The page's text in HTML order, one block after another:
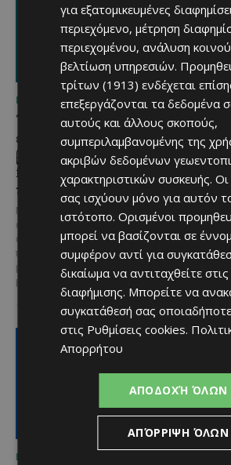
ΜΈΝΟΥΜΕ ΚΎΠΡΟ
Τα Λεύκαρα
ετοιμάζονται για μία
βραδιά γεμάτη street
food, μουσική και
καλοκαιρινή διάθεση
Μία από τις πιο γευστικές
εκδηλώσεις του καλοκαιριού
επιστρέφει στα Λεύκαρα,
προσκαλώντας μικρούς και
μεγάλους να απολαύσουν
μοναδικές...
ΜΈΝΟΥΜΕ
Το 10ο
με
πλούσιο
Η
ραντεβού
το 10ο
ΜΈΝΟΥΜΕ ΕΝΗΜΕΡΩΜΈΝΟΙ
για εξατομικευμένες
περιεχόμενο, μέτρηση
περιεχομένου, ανάλυση κοινού
βελτίωση υπηρεσιών.
τρίτων (1913) ενδέχεται
επεξεργάζονται τα δεδομένα
αυτούς και άλλους σκοπούς,
συμπεριλαμβανομένης της
ακριβών δεδομένων
χαρακτηριστικών συσκευής. Οι
σας ισχύουν μόνο για αυτόν
ιστότοπο. Ορισμένοι
μπορεί να βασίζονται σε
συμφέρον αντί για
δικαίωμα να αντιταχθείτε στις
διαφήμισης. Μπορείτε να
συγκατάθεσή σας
στις Ρυθμίσεις cookies.
Απορρήτου
ΑΠΟΔΟΧΉ ΌΛΩΝ
ΑΠΌΡΡΙΨΗ ΌΛΩΝ